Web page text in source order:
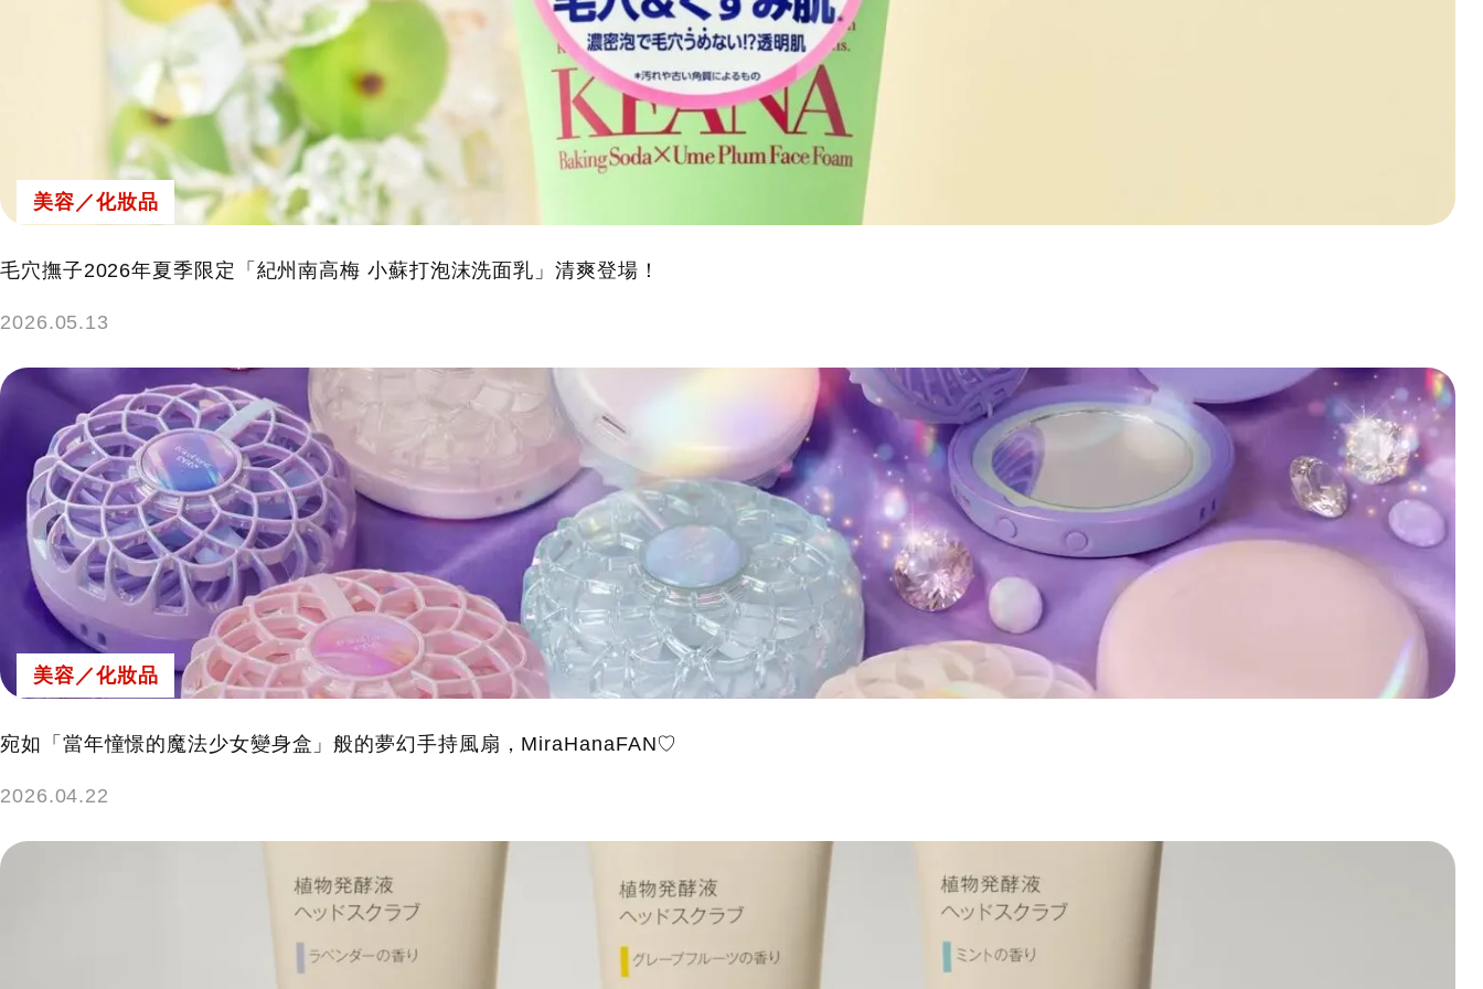
美容／化妝品
毛穴撫子2026年夏季限定「紀州南高梅 小蘇打泡沫洗面乳」清爽登場！
2026.05.13
美容／化妝品
宛如「當年憧憬的魔法少女變身盒」般的夢幻手持風扇，MiraHanaFAN♡
2026.04.22